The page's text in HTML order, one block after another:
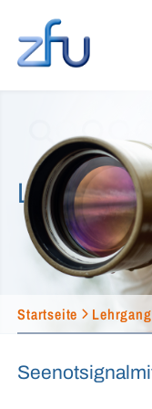
Zentralstelle für
Startseite